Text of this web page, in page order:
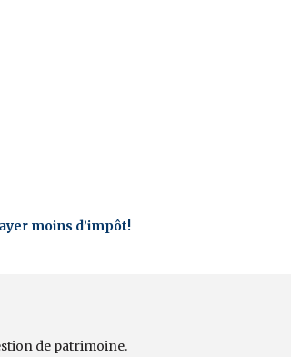
moins d’impôt!
de patrimoine.